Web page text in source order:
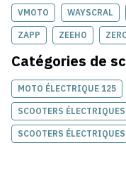
VMOTO WAYSCRAL
ZAPP ZEEHO
Catégories de
MOTO ÉLECTRIQUE 125
SCOOTERS
SCOOTERS